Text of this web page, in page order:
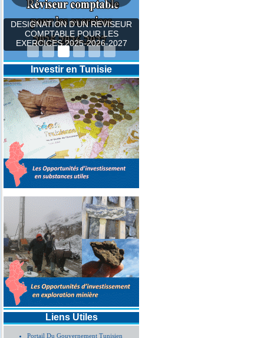
DESIGNATION D’UN REVISEUR
COMPTABLE POUR LES
EXERCICES 2025-2026-2027
Investir en Tunisie
Liens Utiles
Portail Du Gouvernement Tunisien